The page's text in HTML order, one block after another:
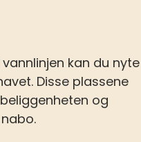
kan du nyte
Disse plassene
og